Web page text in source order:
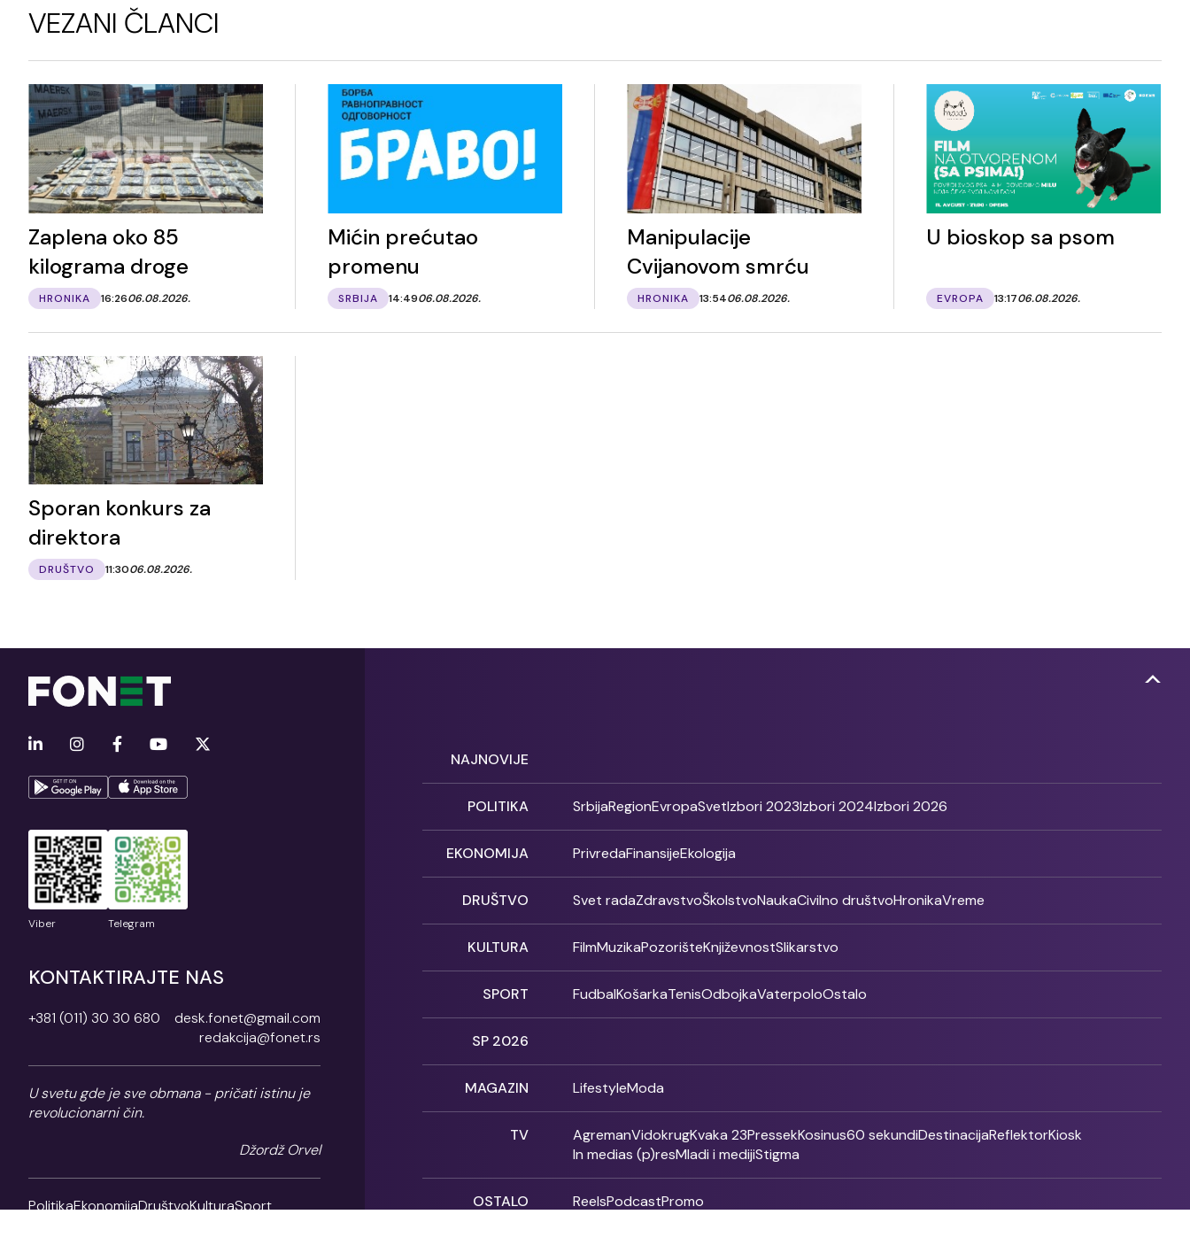
VEZANI ČLANCI
Zaplena oko 85
kilograma droge
HRONIKA 16:2606.08.2026.
Mićin prećutao
promenu
SRBIJA 14:4906.08.2026.
Manipulacije
Cvijanovom smrću
HRONIKA 13:5406.08.2026.
U bioskop sa psom
EVROPA 13:1706.08.2026.
Sporan konkurs za
direktora
DRUŠTVO 11:3006.08.2026.
Viber Telegram
KONTAKTIRAJTE NAS
+381 (011) 30 30 680
desk.fonet@gmail.com
redakcija@fonet.rs
U svetu gde je sve obmana - pričati istinu je
revolucionarni čin.
Džordž Orvel
PolitikaEkonomijaDruštvoKulturaSport
NAJNOVIJE
POLITIKA SrbijaRegionEvropaSvetIzbori 2023Izbori 2024Izbori 2026
EKONOMIJA PrivredaFinansijeEkologija
DRUŠTVO Svet radaZdravstvoŠkolstvoNaukaCivilno društvoHronikaVreme
KULTURA FilmMuzikaPozorišteKnjiževnostSlikarstvo
SPORT FudbalKošarkaTenisOdbojkaVaterpoloOstalo
SP 2026
MAGAZIN LifestyleModa
TV AgremanVidokrugKvaka 23PressekKosinus60 sekundiDestinacijaReflektorKiosk
In medias (p)resMladi i medijiStigma
OSTALO ReelsPodcastPromo